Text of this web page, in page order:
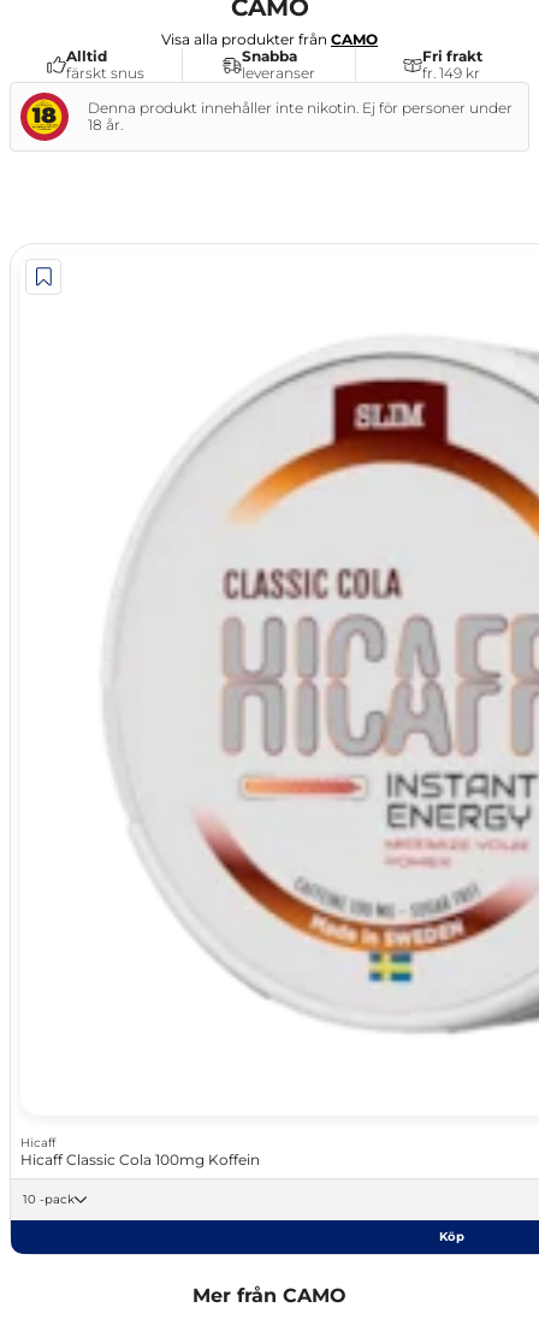
CAMO
Visa alla produkter från CAMO
Alltid
färskt snus
Snabba
leveranser
Fri frakt
fr. 149 kr
Denna produkt innehåller inte nikotin. Ej för personer under
18 år.
Hicaff
Hicaff Classic Cola 100mg Koffein
10 -pack
Köp
Mer från CAMO